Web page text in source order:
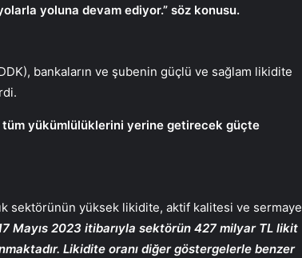
yoluna devam ediyor.” söz konusu.
bankaların ve şubenin güçlü ve sağlam likidite
tüm yükümlülüklerini yerine getirecek güçte
sektörünün yüksek likidite, aktif kalitesi ve sermaye
Mayıs 2023 itibarıyla sektörün 427 milyar TL likit
Likidite oranı diğer göstergelerle benzer